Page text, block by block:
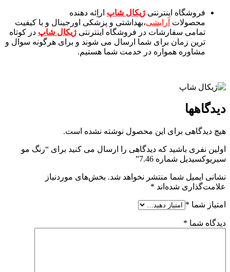
فروشگاه اینترنتی ژیکال شاپ اراِئه دهنده
محصولات آرایشی،بهداشتی و پزشکی اورجینال و با کیفیت
تمامی سفارشات در فروشگاه اینترنتی ژیکال شاپ در کوتاه
ترین زمان برای شما ارسال می شوند و برای هرگونه سوال و
مشاوره همواره در خدمت شما هستیم.
دیدگاهها
هیچ دیدگاهی برای این محصول نوشته نشده است.
اولین نفری باشید که دیدگاهی را ارسال می کنید برای “رنگ مو
سیریوکسیدیل شماره 7.46”
نشانی ایمیل شما منتشر نخواهد شد. بخش‌های موردنیاز
علامت‌گذاری شده‌اند *
امتیاز شما *
دیدگاه شما *